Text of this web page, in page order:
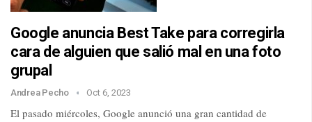
Google anuncia Best Take para corregirla
cara de alguien que salió mal en una foto
grupal
Andrea Pecho Oct 6, 2023
El pasado miércoles, Google anunció una gran cantidad de